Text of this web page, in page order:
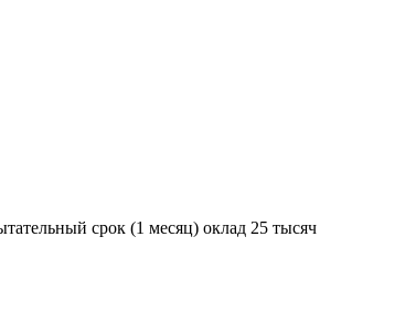
срок (1 месяц) оклад 25 тысяч